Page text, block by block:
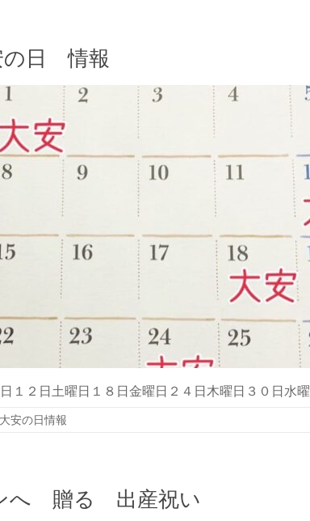
の日 情報
１２日土曜日１８日金曜日２４日木曜日３０日水曜
大安の日情報
へ 贈る 出産祝い